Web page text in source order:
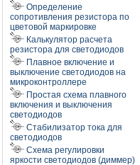
Определение
сопротивления резистора по
цветовой маркировке
Калькулятор расчета
резистора для светодиодов
Плавное включение и
выключение светодиодов на
микроконтроллере
Простая схема плавного
включения и выключения
светодиодов
Стабилизатор тока для
светодиодов
Схема регулировки
яркости светодиодов (диммер)